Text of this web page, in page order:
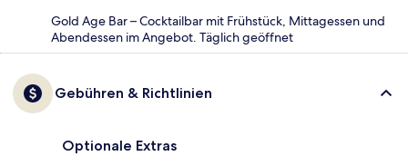
Gold Age Bar – Cocktailbar mit Frühstück, Mittagessen und
Abendessen im Angebot. Täglich geöffnet
Gebühren & Richtlinien
Optionale Extras